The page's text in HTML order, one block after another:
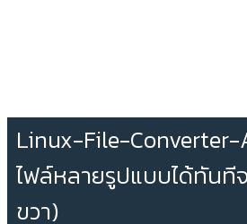
Linux-File-
ไฟล์หลายรูปแบบได้ทันที
ขวา)